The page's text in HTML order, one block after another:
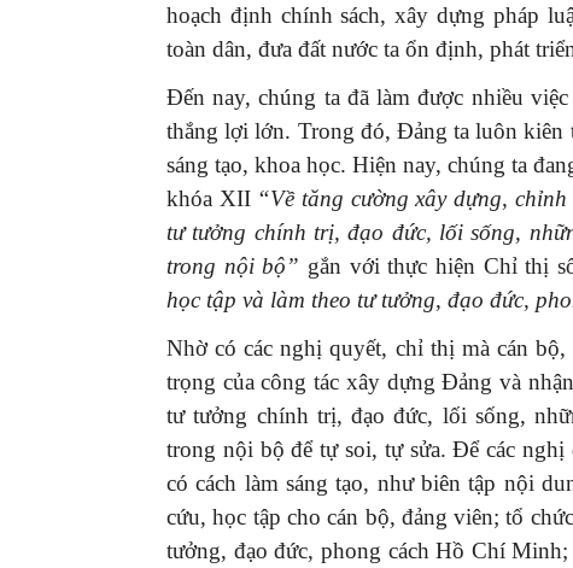
hoạch định chính sách, xây dựng pháp
toàn dân, đưa đất nước ta ổn định, phát
Đến nay, chúng ta đã làm được nhiều
thắng lợi lớn. Trong đó, Đảng ta luôn kiên
sáng tạo, khoa học. Hiện nay, chúng ta
khóa XII “Về tăng cường xây dựng,
tư tưởng chính trị, đạo đức, lối sống,
trong nội bộ” gắn với thực hiện Chỉ thị
học tập và làm theo tư tưởng, đạo đức,
Nhờ có các nghị quyết, chỉ thị mà cán
trọng của công tác xây dựng Đảng và
tư tưởng chính trị, đạo đức, lối sống,
trong nội bộ để tự soi, tự sửa. Để các
có cách làm sáng tạo, như biên tập nội
cứu, học tập cho cán bộ, đảng viên; tổ
tưởng, đạo đức, phong cách Hồ Chí